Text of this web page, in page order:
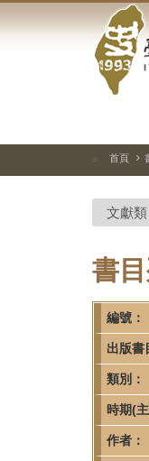
到
中
央
研
院-
臺
灣
史
研
究
所-
首
頁
::: 首頁
文獻
書
編號：
出版書
類別：
時期(
作者：